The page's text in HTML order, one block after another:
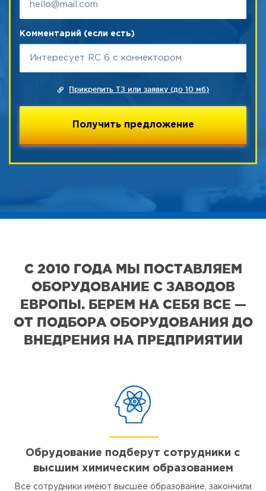
Комментарий (если есть)
Прикрепить ТЗ или заявку (до 10 мб)
С 2010 ГОДА МЫ ПОСТАВЛЯЕМ
ОБОРУДОВАНИЕ С ЗАВОДОВ
ЕВРОПЫ. БЕРЕМ НА СЕБЯ ВСЕ —
ОТ ПОДБОРА ОБОРУДОВАНИЯ ДО
ВНЕДРЕНИЯ НА ПРЕДПРИЯТИИ
Обрудование подберут сотрудники с
высшим химическим образованием
Все сотрудники имеют высшее образование, закончили